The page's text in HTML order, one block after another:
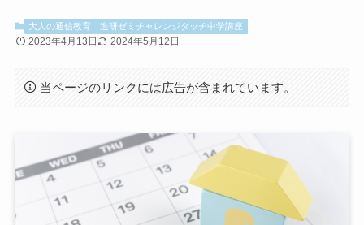
大人の通信教育 進研ゼミチャレンジタッチ中学講座
2023年4月13日 2024年5月12日
当ページのリンクには広告が含まれています。